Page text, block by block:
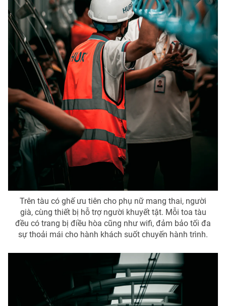
Liên hệ quảng cáo:024-7300.7108
® Cấm sao chép dưới mọi hình thức nếu không có sự chấp
thuận bằng văn bản. Ghi rõ nguồn VTV.vn khi phát hành lại
thông tin từ website này.
Trên tàu có ghế ưu tiên cho phụ nữ mang thai, người
già, cùng thiết bị hỗ trợ người khuyết tật. Mỗi toa tàu
đều có trang bị điều hòa cũng như wifi, đảm bảo tối đa
sự thoải mái cho hành khách suốt chuyến hành trình.